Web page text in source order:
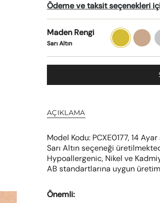
Ödeme ve taksit seçenekleri
Maden Rengi
Sarı Altın
Sarı
Altın
Rose
Altın
AÇIKLAMA
Model Kodu: PCXE0177, 14 Ayar
Sarı Altın seçeneği
Hypoallergenic, Nikel ve
AB standartlarına uygun
Önemli: